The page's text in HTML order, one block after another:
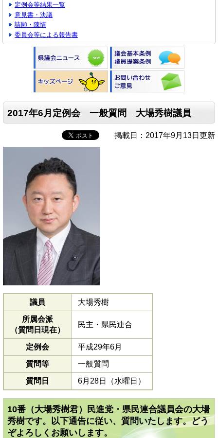
定例会等結果一覧
意見書・決議
請願・陳情
委員会等による報告書
2017年6月定例会 一般質問 大場秀樹議員
掲載日：2017年9月13日更新
議員 大場秀樹
所属会派
（質問日現在）
民主・県民連合
定例会 平成29年6月
質問等 一般質問
質問日 6月28日（水曜日）
10番（大場秀樹君）民進党・県民連合議員会の大場
秀樹です。以下通告に従い、質問いたします。どう
ぞよろしくお願いします。